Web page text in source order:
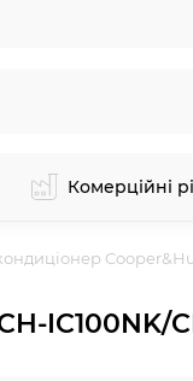
Комерційні
IC100NK/